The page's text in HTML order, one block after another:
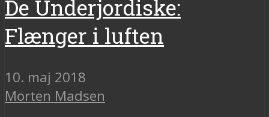
De Underjordiske:
Flænger i luften
10. maj 2018
Morten Madsen